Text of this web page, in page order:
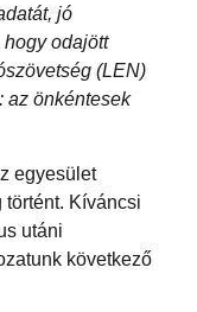
jó
odajött
(LEN)
az önkéntesek
egyesület
Kíváncsi
utáni
következő